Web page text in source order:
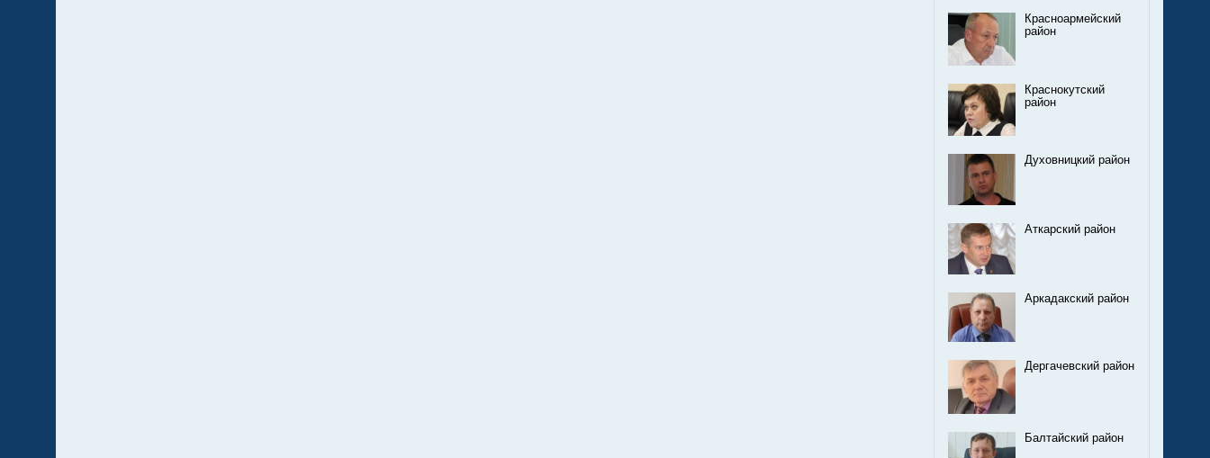
Красноармейский
район
Краснокутский
район
Духовницкий район
Аткарский район
Аркадакский район
Дергачевский район
Балтайский район